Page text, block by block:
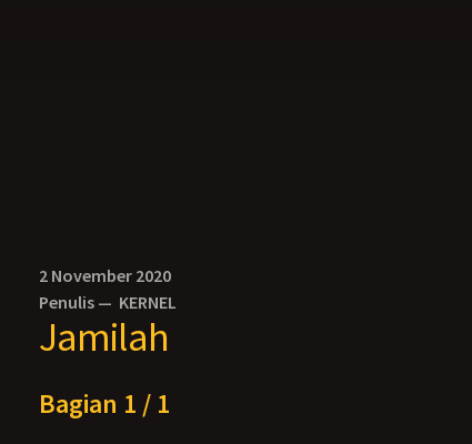
2 November 2020
Penulis — KERNEL
Jamilah
Bagian 1 / 1